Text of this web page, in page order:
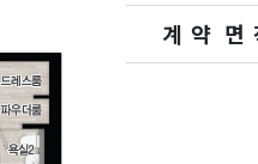
계 약 면